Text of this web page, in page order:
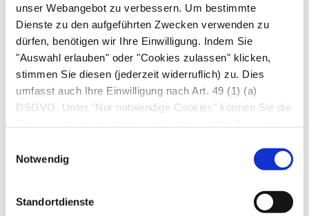
unser Webangebot zu verbessern. Um bestimmte
Dienste zu den aufgeführten Zwecken verwenden zu
dürfen, benötigen wir Ihre Einwilligung. Indem Sie
"Auswahl erlauben" oder "Cookies zulassen" klicken,
stimmen Sie diesen (jederzeit widerruflich) zu. Dies
umfasst auch Ihre Einwilligung nach Art. 49 (1) (a)
DSGVO. Unter "Nur notwendige Cookies" können Sie die
Notwendig
Standortdienste
Luftfeuchtigkeit von über 50 % auf
Verzichten Sie auf Lutschbonbons mit
Kamille, Menthol oder Eukalyptus; sie
trocknen den Hals weiter aus. Manchen
Patienten hilft stattdessen eine
Kombination ausHyaluronsäure, Xanthan
und Carbomer (inGeloRevoice®), die sich
gereizte Schleimhäute legt.
Komplementärmedizin